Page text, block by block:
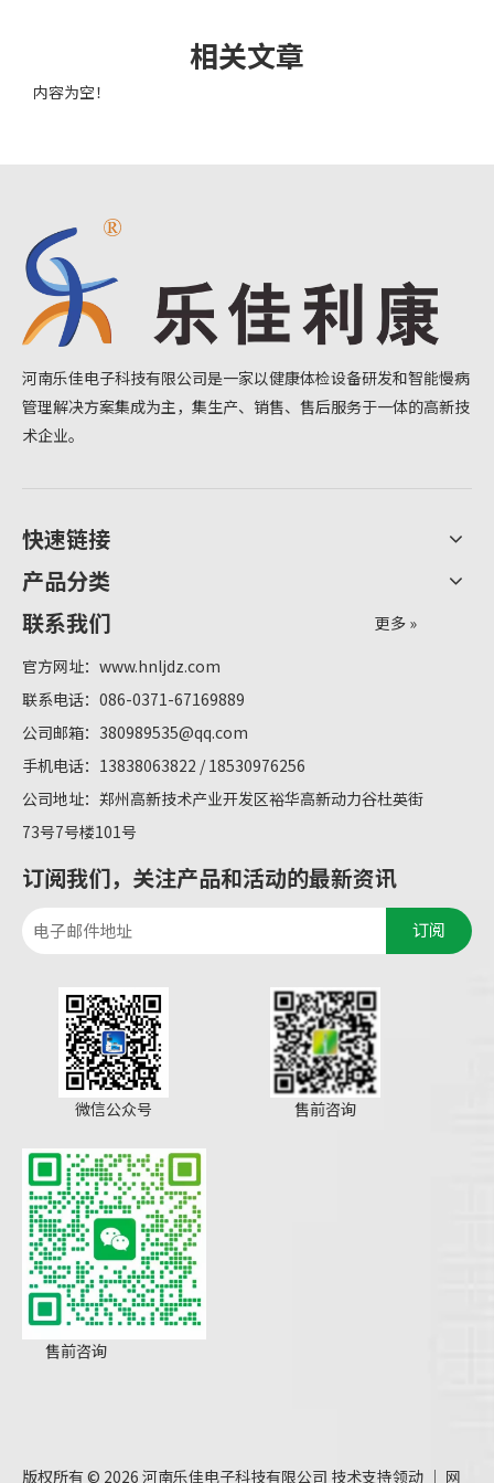
相关文章
内容为空！
河南乐佳电子科技有限公司是一家以健康体检设备研发和智能慢病
管理解决方案集成为主，集生产、销售、售后服务于一体的高新技
术企业。
快速链接
产品分类
联系我们
更多 »
官方网址： www.hnljdz.com
联系电话：086-0371-67169889
公司邮箱： 380989535@qq.com
手机电话：13838063822 / 18530976256
公司地址：郑州高新技术产业开发区裕华高新动力谷杜英街
73号7号楼101号
订阅我们，关注产品和活动的最新资讯
订阅
微信公众号 售前咨询
售前咨询
版权所有 © 2026 河南乐佳电子科技有限公司 技术支持领动 ｜ 网